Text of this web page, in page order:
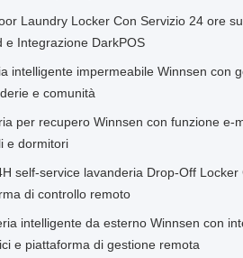
Laundry Locker Con Servizio 24 ore
e Integrazione DarkPOS
intelligente impermeabile Winnsen con
e comunità
per recupero Winnsen con funzione e-
e dormitori
self-service lavanderia Drop-Off Locker
di controllo remoto
intelligente da esterno Winnsen con
e piattaforma di gestione remota